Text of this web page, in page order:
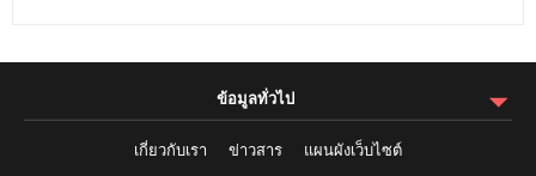
ข้อมูลทั่วไป
เกี่ยวกับเรา ข่าวสาร แผนผังเว็บไซต์